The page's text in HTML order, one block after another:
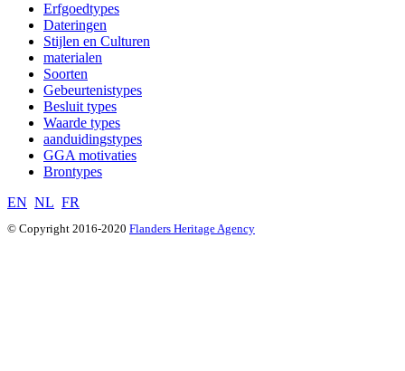
Erfgoedtypes
Dateringen
Stijlen en Culturen
materialen
Soorten
Gebeurtenistypes
Besluit types
Waarde types
aanduidingstypes
GGA motivaties
Brontypes
EN NL FR
© Copyright 2016-2020 Flanders Heritage Agency